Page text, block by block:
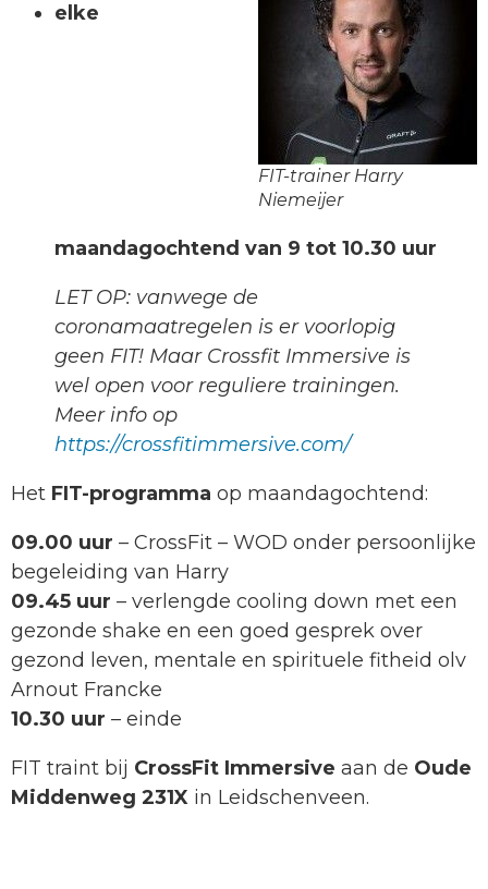
FIT-trainer Harry
Niemeijer
elke
maandagochtend van 9 tot 10.30 uur
LET OP: vanwege de
coronamaatregelen is er voorlopig
geen FIT! Maar Crossfit Immersive is
wel open voor reguliere trainingen.
Meer info op
https://crossfitimmersive.com/
Het FIT-programma op maandagochtend:
09.00 uur – CrossFit – WOD onder persoonlijke
begeleiding van Harry
09.45 uur – verlengde cooling down met een
gezonde shake en een goed gesprek over
gezond leven, mentale en spirituele fitheid olv
Arnout Francke
10.30 uur – einde
FIT traint bij CrossFit Immersive aan de Oude
Middenweg 231X in Leidschenveen.